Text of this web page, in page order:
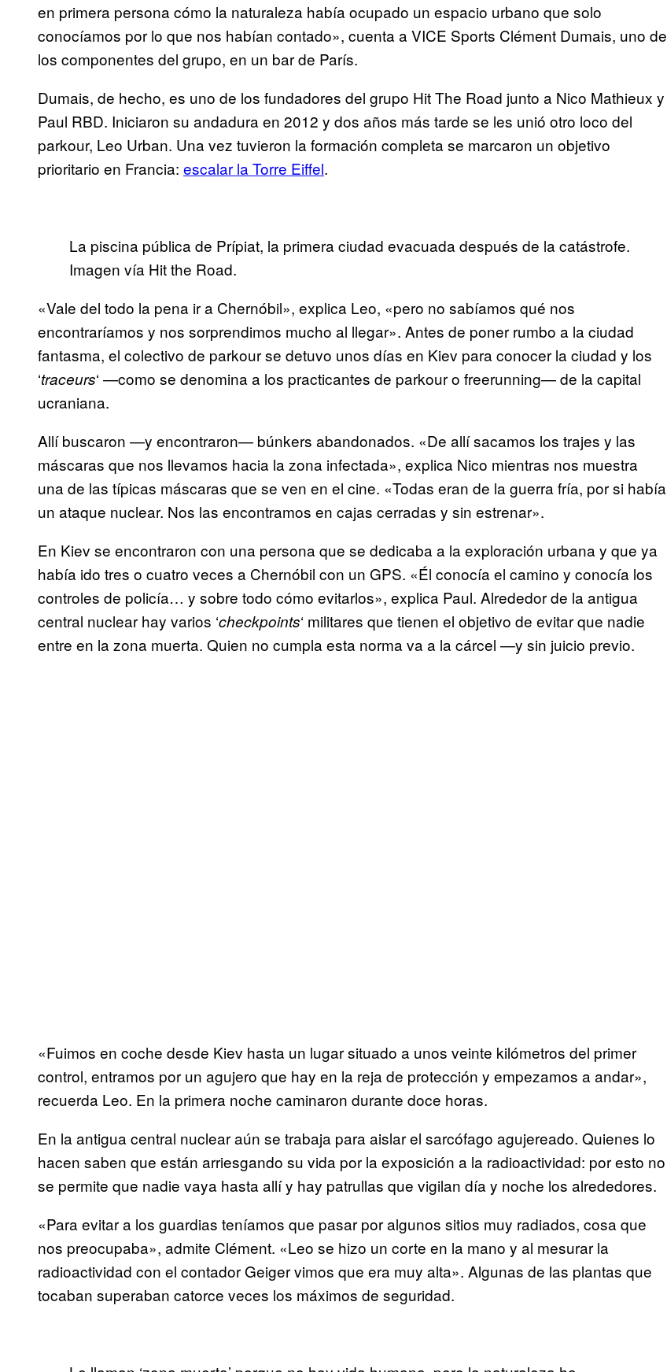
en primera persona cómo la naturaleza había ocupado un espacio urbano que solo
conocíamos por lo que nos habían contado», cuenta a VICE Sports Clément Dumais, uno de
los componentes del grupo, en un bar de París.
Dumais, de hecho, es uno de los fundadores del grupo Hit The Road junto a Nico Mathieux y
Paul RBD. Iniciaron su andadura en 2012 y dos años más tarde se les unió otro loco del
parkour, Leo Urban. Una vez tuvieron la formación completa se marcaron un objetivo
prioritario en Francia: escalar la Torre Eiffel.
La piscina pública de Prípiat, la primera ciudad evacuada después de la catástrofe.
Imagen vía Hit the Road.
«Vale del todo la pena ir a Chernóbil», explica Leo, «pero no sabíamos qué nos
encontraríamos y nos sorprendimos mucho al llegar». Antes de poner rumbo a la ciudad
fantasma, el colectivo de parkour se detuvo unos días en Kiev para conocer la ciudad y los
‘traceurs‘ —como se denomina a los practicantes de parkour o freerunning— de la capital
ucraniana.
Allí buscaron —y encontraron— búnkers abandonados. «De allí sacamos los trajes y las
máscaras que nos llevamos hacia la zona infectada», explica Nico mientras nos muestra
una de las típicas máscaras que se ven en el cine. «Todas eran de la guerra fría, por si había
un ataque nuclear. Nos las encontramos en cajas cerradas y sin estrenar».
En Kiev se encontraron con una persona que se dedicaba a la exploración urbana y que ya
había ido tres o cuatro veces a Chernóbil con un GPS. «Él conocía el camino y conocía los
controles de policía… y sobre todo cómo evitarlos», explica Paul. Alrededor de la antigua
central nuclear hay varios ‘checkpoints‘ militares que tienen el objetivo de evitar que nadie
entre en la zona muerta. Quien no cumpla esta norma va a la cárcel —y sin juicio previo.
«Fuimos en coche desde Kiev hasta un lugar situado a unos veinte kilómetros del primer
control, entramos por un agujero que hay en la reja de protección y empezamos a andar»,
recuerda Leo. En la primera noche caminaron durante doce horas.
En la antigua central nuclear aún se trabaja para aislar el sarcófago agujereado. Quienes lo
hacen saben que están arriesgando su vida por la exposición a la radioactividad: por esto no
se permite que nadie vaya hasta allí y hay patrullas que vigilan día y noche los alrededores.
«Para evitar a los guardias teníamos que pasar por algunos sitios muy radiados, cosa que
nos preocupaba», admite Clément. «Leo se hizo un corte en la mano y al mesurar la
radioactividad con el contador Geiger vimos que era muy alta». Algunas de las plantas que
tocaban superaban catorce veces los máximos de seguridad.